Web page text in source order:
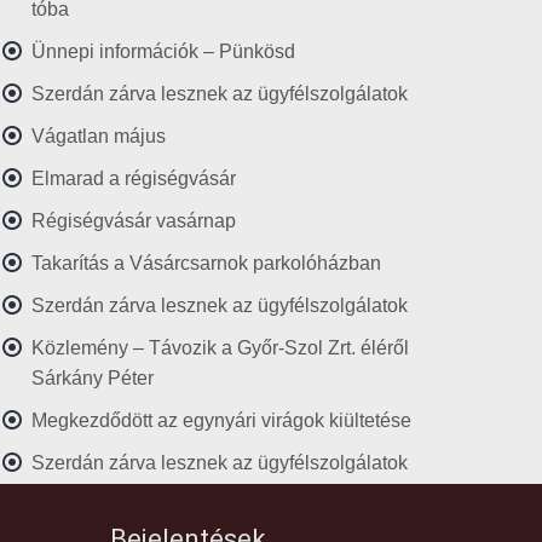
tóba
Ünnepi információk – Pünkösd
Szerdán zárva lesznek az ügyfélszolgálatok
Vágatlan május
Elmarad a régiségvásár
Régiségvásár vasárnap
Takarítás a Vásárcsarnok parkolóházban
Szerdán zárva lesznek az ügyfélszolgálatok
Közlemény – Távozik a Győr-Szol Zrt. éléről
Sárkány Péter
Megkezdődött az egynyári virágok kiültetése
Szerdán zárva lesznek az ügyfélszolgálatok